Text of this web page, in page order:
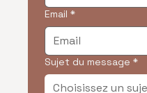
Email *
Sujet du message *